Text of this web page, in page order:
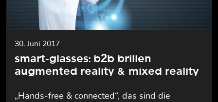
30. Juni 2017
smart-glasses: b2b brillen
augmented reality & mixed reality
„Hands-free & connected“, das sind die